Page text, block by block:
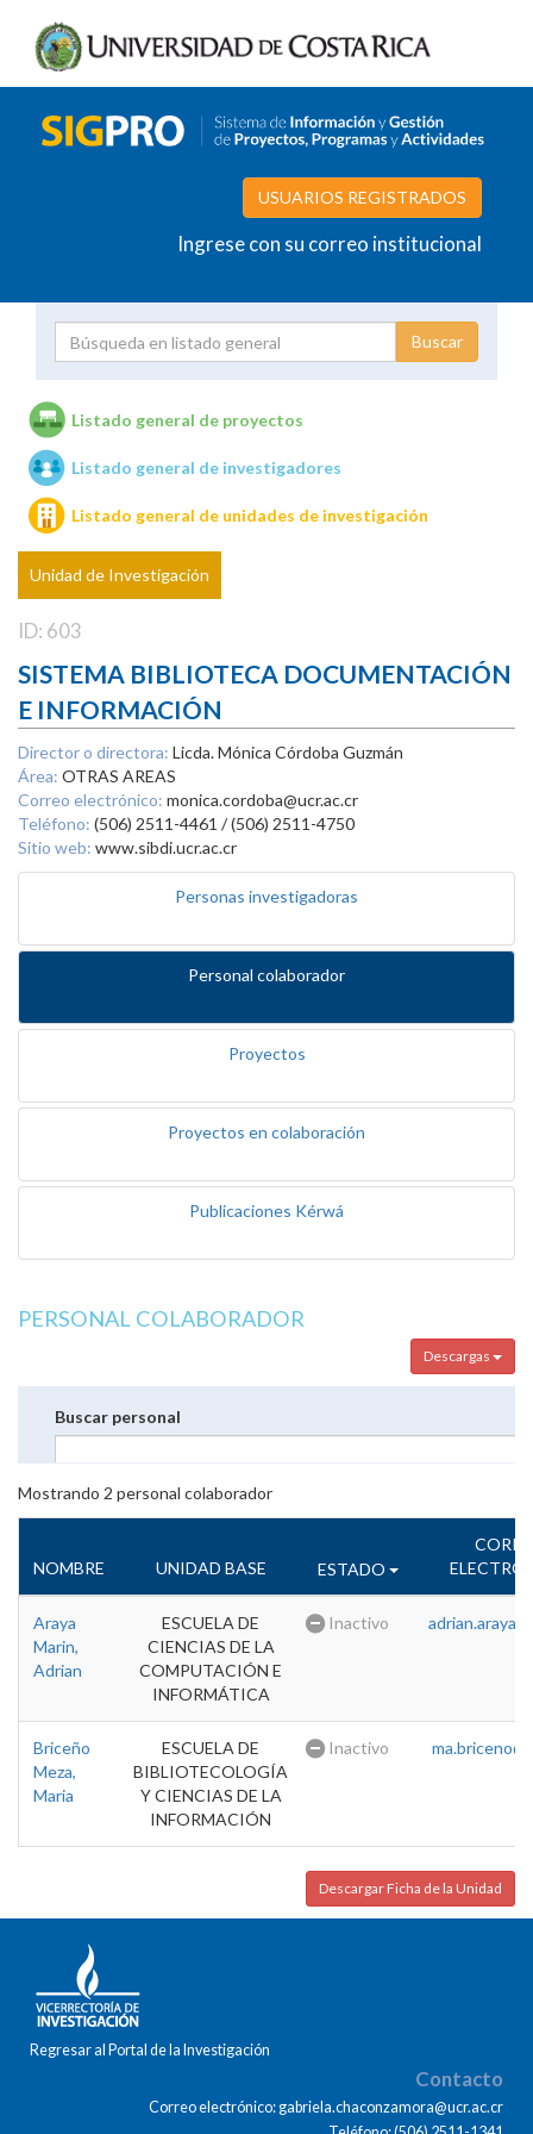
USUARIOS REGISTRADOS
Ingrese con su correo institucional
Unidades de investigación
Listado general de proyectos
Listado general de investigadores
Listado general de unidades de investigación
Unidad de Investigación
ID: 603
SISTEMA BIBLIOTECA DOCUMENTACIÓN
E INFORMACIÓN
Director o directora: Licda. Mónica Córdoba Guzmán
Área: OTRAS AREAS
Correo electrónico: monica.cordoba@ucr.ac.cr
Teléfono: (506) 2511-4461 / (506) 2511-4750
Sitio web: www.sibdi.ucr.ac.cr
Personas investigadoras
Personal colaborador
Proyectos
Proyectos en colaboración
Publicaciones Kérwá
PERSONAL COLABORADOR
Descargas
Buscar personal
Mostrando 2 personal colaborador
NOMBRE UNIDAD BASE ESTADO
Araya
Marin,
Adrian
ESCUELA DE
CIENCIAS DE LA
COMPUTACIÓN E
INFORMÁTICA
Inactivo
Briceño
Meza,
Maria
ESCUELA DE
BIBLIOTECOLOGÍA
Y CIENCIAS DE LA
INFORMACIÓN
Inactivo
Descargar Ficha de la Unidad
Regresar al Portal de la Investigación
Contacto
Correo electrónico: gabriela.chaconzamora@ucr.ac.cr